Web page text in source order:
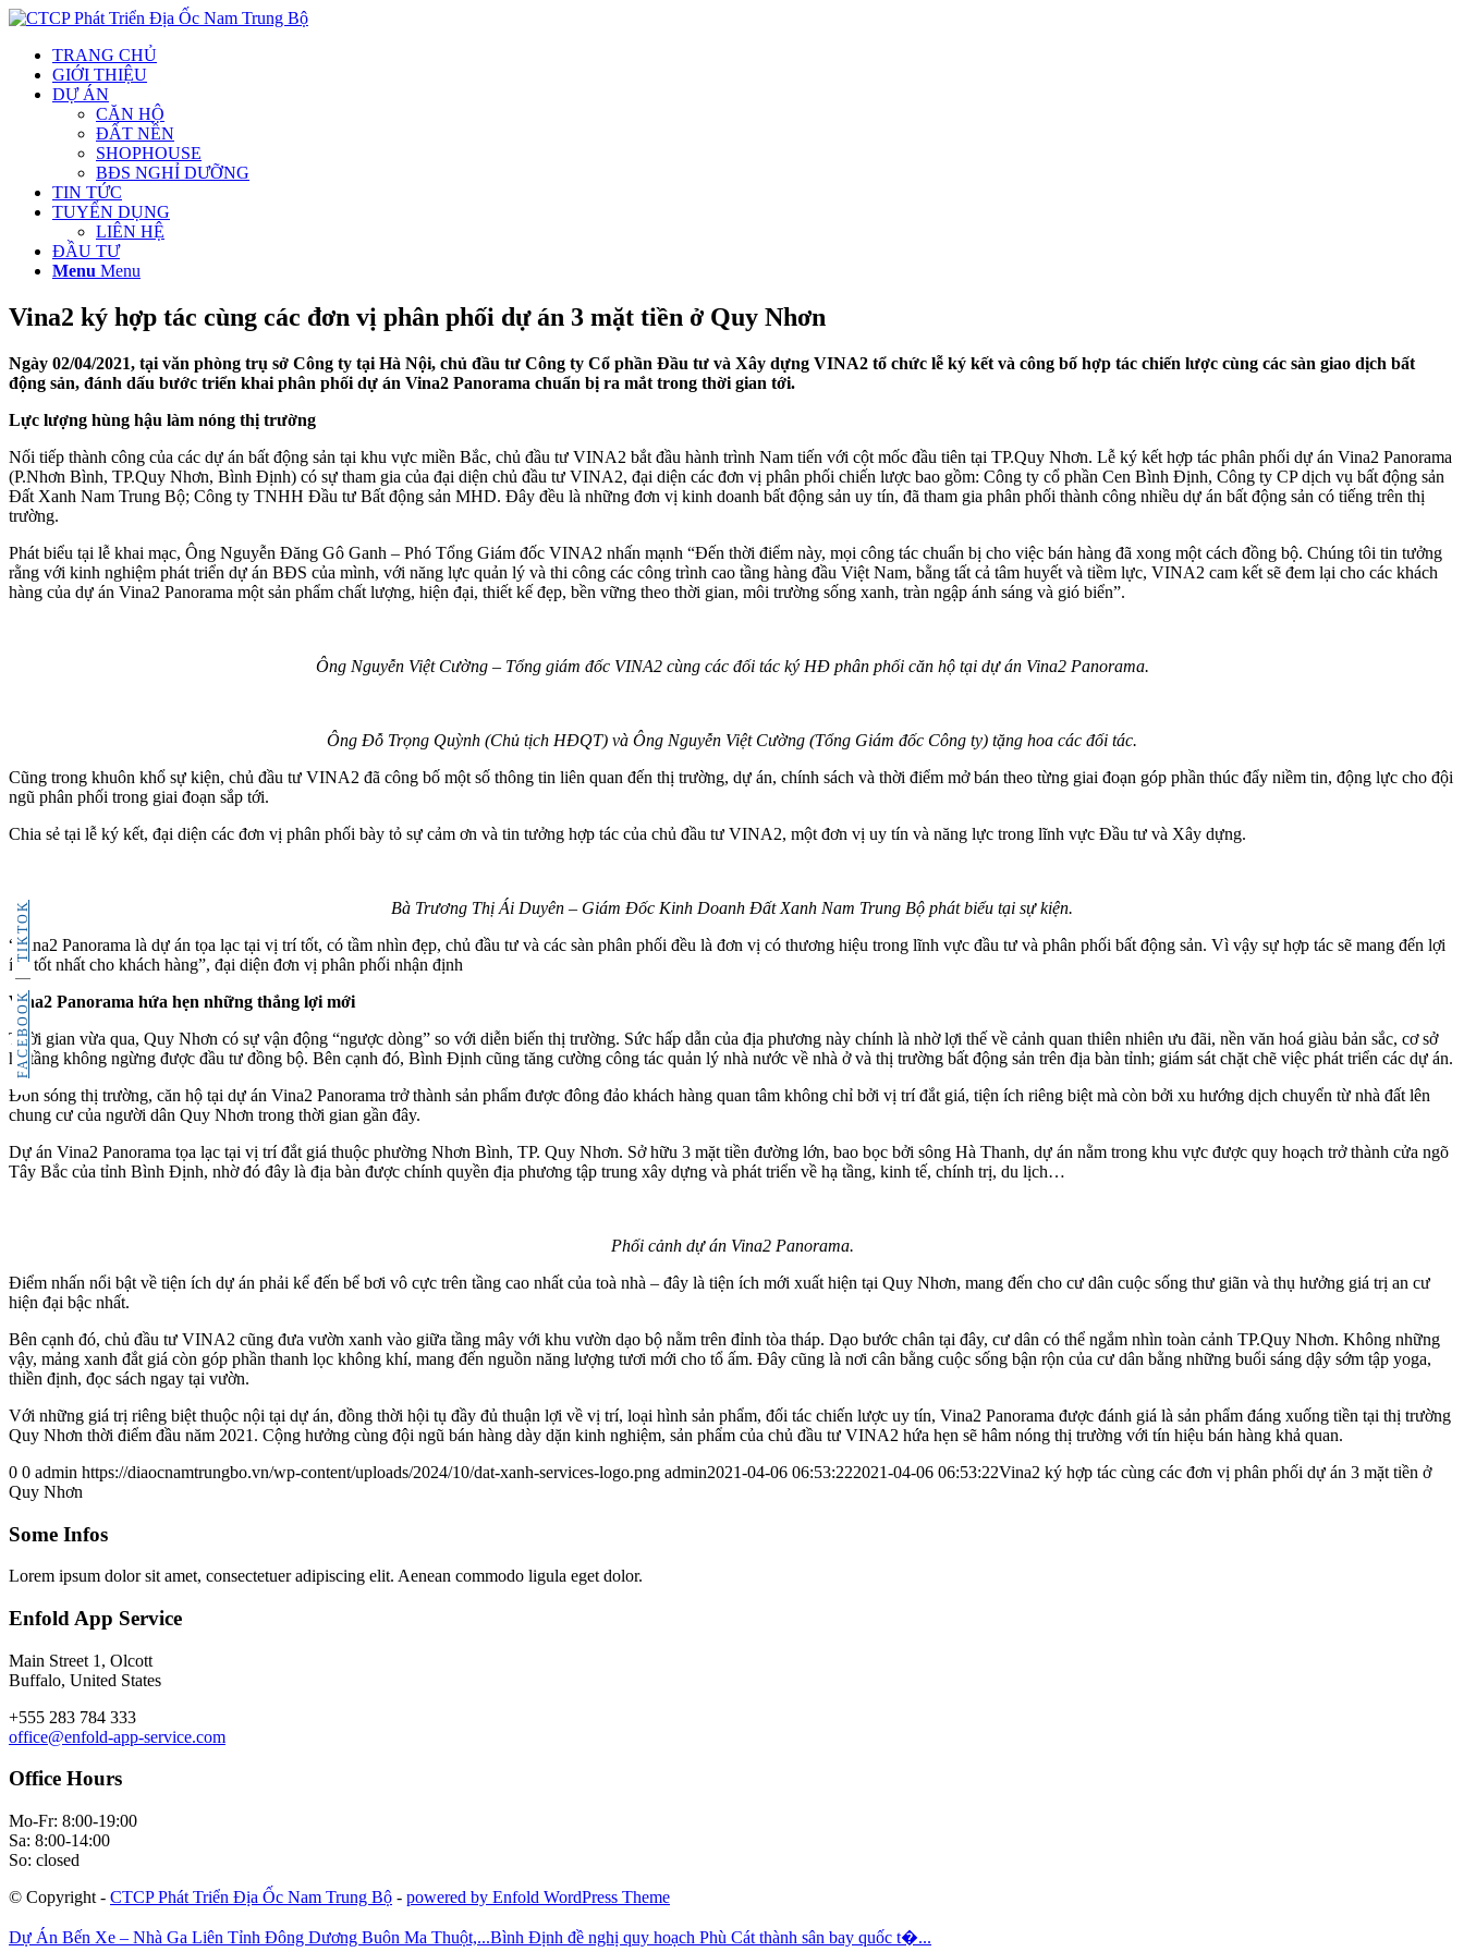
FACEBOOK
TIKTOK
TRANG CHỦ
GIỚI THIỆU
DỰ ÁN
CĂN HỘ
ĐẤT NỀN
SHOPHOUSE
BĐS NGHỈ DƯỠNG
TIN TỨC
TUYỂN DỤNG
LIÊN HỆ
ĐẦU TƯ
Menu Menu
Vina2 ký hợp tác cùng các đơn vị phân phối dự án 3 mặt tiền ở Quy Nhơn
Ngày 02/04/2021, tại văn phòng trụ sở Công ty tại Hà Nội, chủ đầu tư Công ty Cổ phần Đầu tư và Xây dựng VINA2 tổ chức lễ ký kết và công bố hợp tác chiến lược cùng các sàn giao dịch bất
động sản, đánh dấu bước triển khai phân phối dự án Vina2 Panorama chuẩn bị ra mắt trong thời gian tới.
Lực lượng hùng hậu làm nóng thị trường
Nối tiếp thành công của các dự án bất động sản tại khu vực miền Bắc, chủ đầu tư VINA2 bắt đầu hành trình Nam tiến với cột mốc đầu tiên tại TP.Quy Nhơn. Lễ ký kết hợp tác phân phối dự án Vina2 Panorama
(P.Nhơn Bình, TP.Quy Nhơn, Bình Định) có sự tham gia của đại diện chủ đầu tư VINA2, đại diện các đơn vị phân phối chiến lược bao gồm: Công ty cổ phần Cen Bình Định, Công ty CP dịch vụ bất động sản
Đất Xanh Nam Trung Bộ; Công ty TNHH Đầu tư Bất động sản MHD. Đây đều là những đơn vị kinh doanh bất động sản uy tín, đã tham gia phân phối thành công nhiều dự án bất động sản có tiếng trên thị
trường.
Phát biểu tại lễ khai mạc, Ông Nguyễn Đăng Gô Ganh – Phó Tổng Giám đốc VINA2 nhấn mạnh “Đến thời điểm này, mọi công tác chuẩn bị cho việc bán hàng đã xong một cách đồng bộ. Chúng tôi tin tưởng
rằng với kinh nghiệm phát triển dự án BĐS của mình, với năng lực quản lý và thi công các công trình cao tầng hàng đầu Việt Nam, bằng tất cả tâm huyết và tiềm lực, VINA2 cam kết sẽ đem lại cho các khách
hàng của dự án Vina2 Panorama một sản phẩm chất lượng, hiện đại, thiết kế đẹp, bền vững theo thời gian, môi trường sống xanh, tràn ngập ánh sáng và gió biển”.
Ông Nguyễn Việt Cường – Tổng giám đốc VINA2 cùng các đối tác ký HĐ phân phối căn hộ tại dự án Vina2 Panorama.
Ông Đỗ Trọng Quỳnh (Chủ tịch HĐQT) và Ông Nguyễn Việt Cường (Tổng Giám đốc Công ty) tặng hoa các đối tác.
Cũng trong khuôn khổ sự kiện, chủ đầu tư VINA2 đã công bố một số thông tin liên quan đến thị trường, dự án, chính sách và thời điểm mở bán theo từng giai đoạn góp phần thúc đẩy niềm tin, động lực cho đội
ngũ phân phối trong giai đoạn sắp tới.
Chia sẻ tại lễ ký kết, đại diện các đơn vị phân phối bày tỏ sự cảm ơn và tin tưởng hợp tác của chủ đầu tư VINA2, một đơn vị uy tín và năng lực trong lĩnh vực Đầu tư và Xây dựng.
Bà Trương Thị Ái Duyên – Giám Đốc Kinh Doanh Đất Xanh Nam Trung Bộ phát biểu tại sự kiện.
“Vina2 Panorama là dự án tọa lạc tại vị trí tốt, có tầm nhìn đẹp, chủ đầu tư và các sàn phân phối đều là đơn vị có thương hiệu trong lĩnh vực đầu tư và phân phối bất động sản. Vì vậy sự hợp tác sẽ mang đến lợi
ích tốt nhất cho khách hàng”, đại diện đơn vị phân phối nhận định
Vina2 Panorama hứa hẹn những thắng lợi mới
Thời gian vừa qua, Quy Nhơn có sự vận động “ngược dòng” so với diễn biến thị trường. Sức hấp dẫn của địa phương này chính là nhờ lợi thế về cảnh quan thiên nhiên ưu đãi, nền văn hoá giàu bản sắc, cơ sở
hạ tầng không ngừng được đầu tư đồng bộ. Bên cạnh đó, Bình Định cũng tăng cường công tác quản lý nhà nước về nhà ở và thị trường bất động sản trên địa bàn tỉnh; giám sát chặt chẽ việc phát triển các dự án.
Đón sóng thị trường, căn hộ tại dự án Vina2 Panorama trở thành sản phẩm được đông đảo khách hàng quan tâm không chỉ bởi vị trí đắt giá, tiện ích riêng biệt mà còn bởi xu hướng dịch chuyển từ nhà đất lên
chung cư của người dân Quy Nhơn trong thời gian gần đây.
Dự án Vina2 Panorama tọa lạc tại vị trí đắt giá thuộc phường Nhơn Bình, TP. Quy Nhơn. Sở hữu 3 mặt tiền đường lớn, bao bọc bởi sông Hà Thanh, dự án nằm trong khu vực được quy hoạch trở thành cửa ngõ
Tây Bắc của tỉnh Bình Định, nhờ đó đây là địa bàn được chính quyền địa phương tập trung xây dựng và phát triển về hạ tầng, kinh tế, chính trị, du lịch…
Phối cảnh dự án Vina2 Panorama.
Điểm nhấn nổi bật về tiện ích dự án phải kể đến bể bơi vô cực trên tầng cao nhất của toà nhà – đây là tiện ích mới xuất hiện tại Quy Nhơn, mang đến cho cư dân cuộc sống thư giãn và thụ hưởng giá trị an cư
hiện đại bậc nhất.
Bên cạnh đó, chủ đầu tư VINA2 cũng đưa vườn xanh vào giữa tầng mây với khu vườn dạo bộ nằm trên đỉnh tòa tháp. Dạo bước chân tại đây, cư dân có thể ngắm nhìn toàn cảnh TP.Quy Nhơn. Không những
vậy, mảng xanh đắt giá còn góp phần thanh lọc không khí, mang đến nguồn năng lượng tươi mới cho tổ ấm. Đây cũng là nơi cân bằng cuộc sống bận rộn của cư dân bằng những buổi sáng dậy sớm tập yoga,
thiền định, đọc sách ngay tại vườn.
Với những giá trị riêng biệt thuộc nội tại dự án, đồng thời hội tụ đầy đủ thuận lợi về vị trí, loại hình sản phẩm, đối tác chiến lược uy tín, Vina2 Panorama được đánh giá là sản phẩm đáng xuống tiền tại thị trường
Quy Nhơn thời điểm đầu năm 2021. Cộng hưởng cùng đội ngũ bán hàng dày dặn kinh nghiệm, sản phẩm của chủ đầu tư VINA2 hứa hẹn sẽ hâm nóng thị trường với tín hiệu bán hàng khả quan.
0 0 admin https://diaocnamtrungbo.vn/wp-content/uploads/2024/10/dat-xanh-services-logo.png admin2021-04-06 06:53:222021-04-06 06:53:22Vina2 ký hợp tác cùng các đơn vị phân phối dự án 3 mặt tiền ở
Quy Nhơn
Some Infos
Lorem ipsum dolor sit amet, consectetuer adipiscing elit. Aenean commodo ligula eget dolor.
Enfold App Service
Main Street 1, Olcott
Buffalo, United States
+555 283 784 333
office@enfold-app-service.com
Office Hours
Mo-Fr: 8:00-19:00
Sa: 8:00-14:00
So: closed
© Copyright - CTCP Phát Triển Địa Ốc Nam Trung Bộ - powered by Enfold WordPress Theme
Dự Án Bến Xe – Nhà Ga Liên Tỉnh Đông Dương Buôn Ma Thuột,...Bình Định đề nghị quy hoạch Phù Cát thành sân bay quốc t�...